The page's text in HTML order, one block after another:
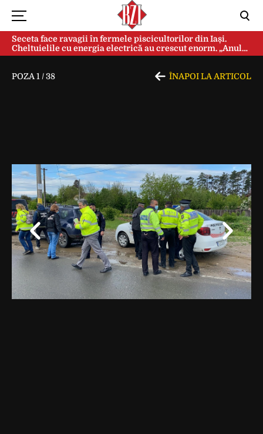
Seceta face ravagii în fermele piscicultorilor din Iași.
Cheltuielile cu energia electrică au crescut enorm. „Anul
acesta e mai grav din cauza temperaturilor foarte mari”
POZA 1 /38 ÎNAPOI LA ARTICOL